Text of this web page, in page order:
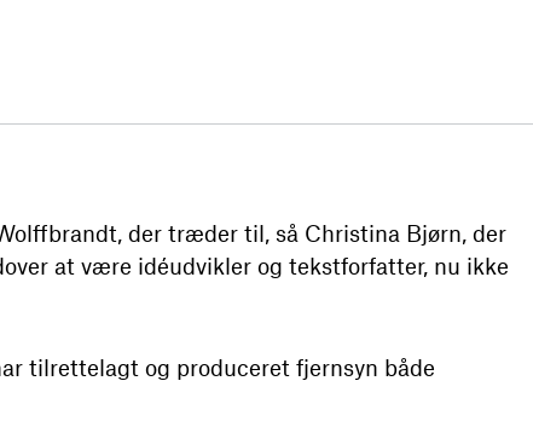
der træder til, så Christina Bjørn, der
at være idéudvikler og tekstforfatter, nu ikke
tilrettelagt og produceret fjernsyn både